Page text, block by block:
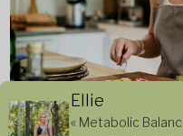
Ellie
« Metabolic